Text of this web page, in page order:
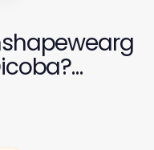
Jujur